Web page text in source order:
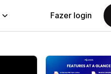
Fazer login